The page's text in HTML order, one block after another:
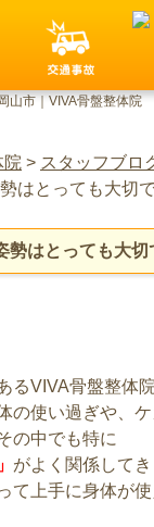
岡山市｜VIVA骨盤整体院
院 > スタッフブロ
はとっても大切
勢はとっても大切
るVIVA骨盤整体院
の使い過ぎや、
の中でも特に
がよく関係してき
て上手に身体が